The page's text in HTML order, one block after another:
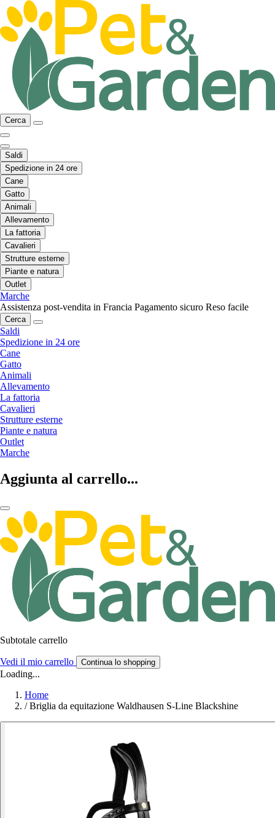
Cerca
Saldi
Spedizione in 24 ore
Cane
Gatto
Animali
Allevamento
La fattoria
Cavalieri
Strutture esterne
Piante e natura
Outlet
Marche
Assistenza post-vendita in Francia Pagamento sicuro Reso facile
Cerca
Saldi
Spedizione in 24 ore
Cane
Gatto
Animali
Allevamento
La fattoria
Cavalieri
Strutture esterne
Piante e natura
Outlet
Marche
Aggiunta al carrello...
Subtotale carrello
Vedi il mio carrello Continua lo shopping
Loading...
Home
/ Briglia da equitazione Waldhausen S-Line Blackshine